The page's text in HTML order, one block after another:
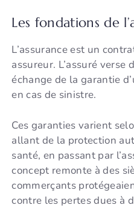
Les fondations de
L’assurance est un
assureur. L’assuré verse
échange de la garantie
en cas de sinistre.
Ces garanties varient
allant de la protection
santé, en passant par
concept remonte à des
commerçants
contre les pertes dues à